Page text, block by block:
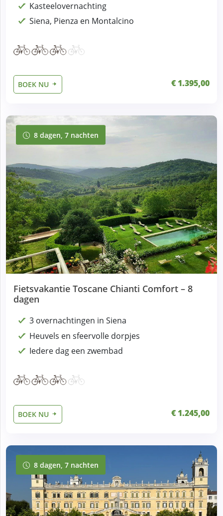
Kasteelovernachting
Siena, Pienza en Montalcino
BOEK NU € 1.395,00
8 dagen, 7 nachten
8 dagen, 7 nachten
Fietsvakantie Toscane Chianti Comfort – 8
dagen
3 overnachtingen in Siena
Heuvels en sfeervolle dorpjes
Iedere dag een zwembad
BOEK NU € 1.245,00
8 dagen, 7 nachten
8 dagen, 7 nachten